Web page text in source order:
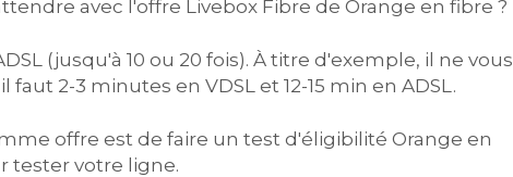
avec l'offre Livebox Fibre de Orange en fibre ?
(jusqu'à 10 ou 20 fois). À titre d'exemple, il ne vous
2-3 minutes en VDSL et 12-15 min en ADSL.
offre est de faire un test d'éligibilité Orange en
tester votre ligne.